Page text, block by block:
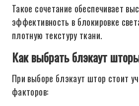
Такое сочетание обеспечивает
эффективность в блокировке
плотную текстуру ткани.
Как выбрать блэкаут
При выборе блэкаут штор стоит
факторов: